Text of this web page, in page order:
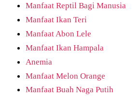
Manfaat Reptil Bagi Manusia
Manfaat Ikan Teri
Manfaat Abon Lele
Manfaat Ikan Hampala
Anemia
Manfaat Melon Orange
Manfaat Buah Naga Putih